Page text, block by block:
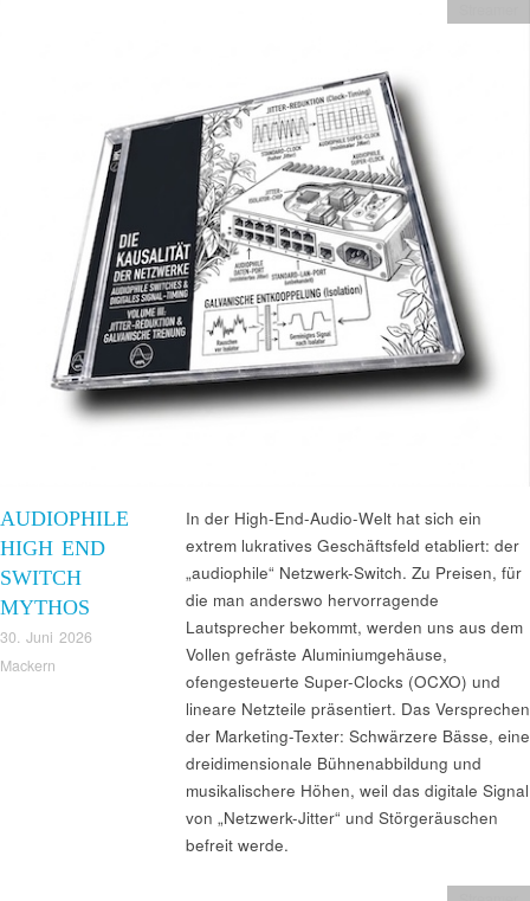
AUDIOPHILE
HIGH END
SWITCH
MYTHOS
30. Juni 2026
Mackern
In der High-End-Audio-Welt hat sich ein
extrem lukratives Geschäftsfeld etabliert: der
„audiophile“ Netzwerk-Switch. Zu Preisen, für
die man anderswo hervorragende
Lautsprecher bekommt, werden uns aus dem
Vollen gefräste Aluminiumgehäuse,
ofengesteuerte Super-Clocks (OCXO) und
lineare Netzteile präsentiert. Das Versprechen
der Marketing-Texter: Schwärzere Bässe, eine
dreidimensionale Bühnenabbildung und
musikalischere Höhen, weil das digitale Signal
von „Netzwerk-Jitter“ und Störgeräuschen
befreit werde.